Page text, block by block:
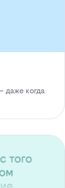
даже когда